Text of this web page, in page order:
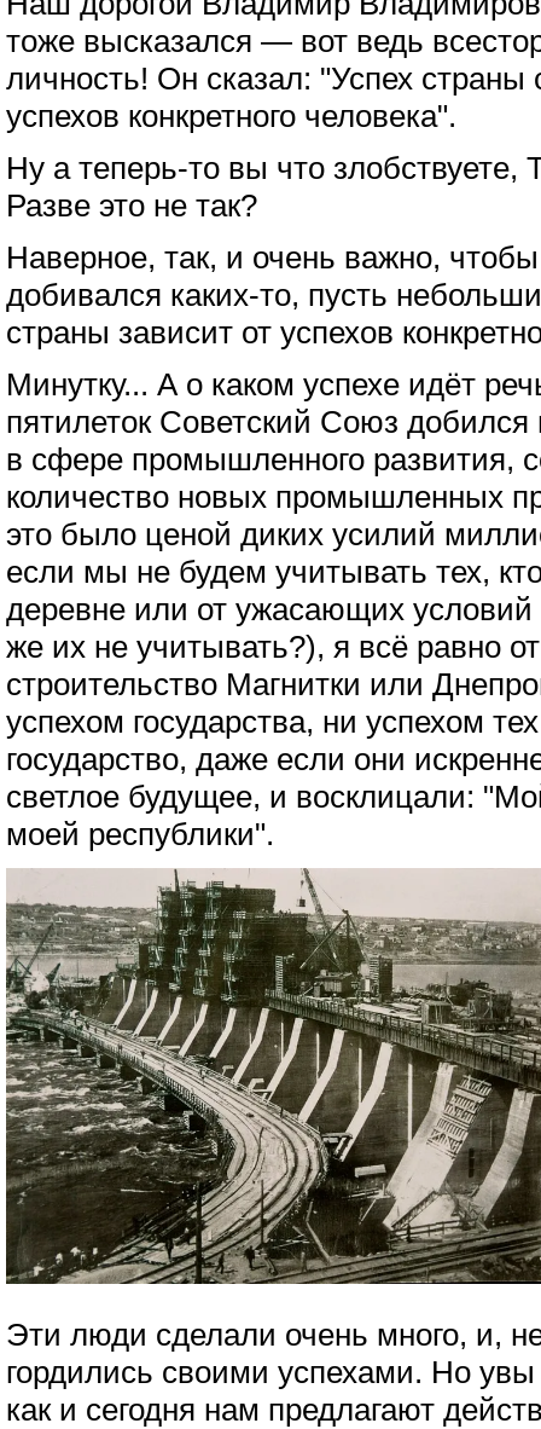
тоже высказался — вот ведь
личность! Он сказал: "Успех страны
успехов конкретного человека".
Ну а теперь-то вы что злобствуете,
Разве это не так?
Наверное, так, и очень важно,
добивался каких-то, пусть
страны зависит от успехов
Минутку... А о каком успехе идёт
пятилеток Советский Союз
в сфере промышленного развития,
количество новых промышленных
это было ценой диких усилий
если мы не будем учитывать тех,
деревне или от ужасающих условий
же их не учитывать?), я всё равно
строительство Магнитки или
успехом государства, ни успехом
государство, даже если они
светлое будущее, и восклицали:
моей республики".
Эти люди сделали очень много, и,
гордились своими успехами. Но
как и сегодня нам предлагают